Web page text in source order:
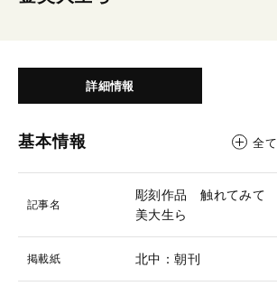
詳細情報
基本情報 全
記事名
彫刻作品 触れてみて
美大生ら
掲載紙 北中：朝刊